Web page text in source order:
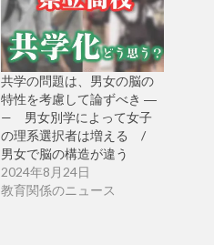
共学の問題は、男女の脳の
特性を考慮して論ずべき ―
— 男女別学によって女子
の理系選択者は増える /
男女で脳の構造が違う
2024年8月24日
教育関係のニュース